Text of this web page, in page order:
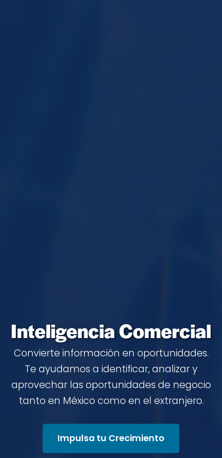
Inteligencia Comercial
Convierte información en oportunidades.
Te ayudamos a identificar, analizar y
aprovechar las oportunidades de negocio
tanto en México como en el extranjero.
Impulsa tu Crecimiento